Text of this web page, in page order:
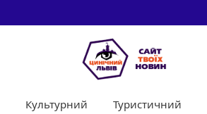
Культурний Туристичний